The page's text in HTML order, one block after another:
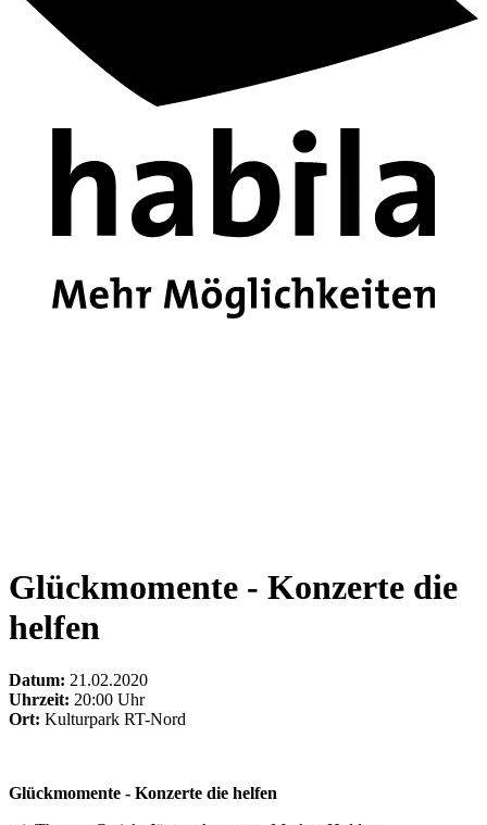
Glückmomente - Konzerte die
helfen
Datum: 21.02.2020
Uhrzeit: 20:00 Uhr
Ort: Kulturpark RT-Nord
Glückmomente - Konzerte die helfen